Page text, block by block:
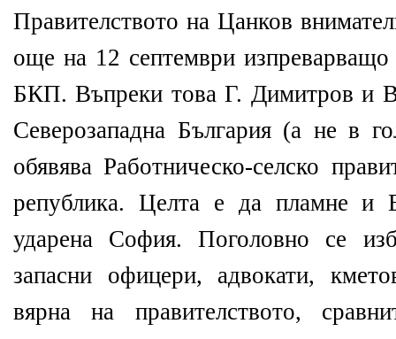
Правителството на Цанков
още на 12 септември
БКП. Въпреки това Г. Димитров и
Северозападна България (а не в
обявява Работническо-селско
република. Целта е да пламне и
ударена София. Поголовно се
запасни офицери, адвокати,
вярна на правителството,